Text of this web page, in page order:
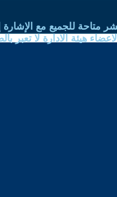
متاحة للجميع مع الإشارة
هيئة الادارة لا تعبر